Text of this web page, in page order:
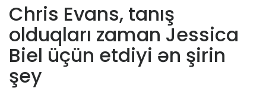
Chris Evans, tanış
olduqları zaman Jessica
Biel üçün etdiyi ən şirin
şey